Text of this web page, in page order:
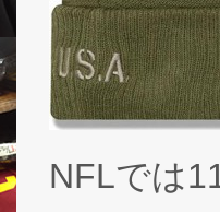
NFLでは